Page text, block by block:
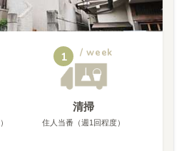
1 / week
清掃
住人当番（週1回程度）